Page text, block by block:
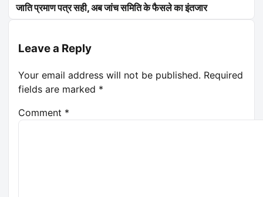
जाति प्रमाण पत्र सही, अब जांच समिति के फैसले का इंतजार
Leave a Reply
Your email address will not be published. Required
fields are marked *
Comment *